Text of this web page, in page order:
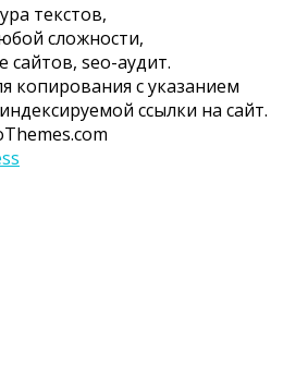
текстов,
сложности,
seo-аудит.
копирования с указанием
ссылки на сайт.